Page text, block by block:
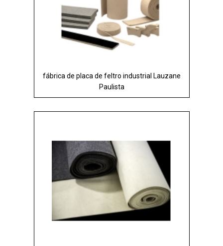
fábrica de placa de feltro industrial Lauzane
Paulista